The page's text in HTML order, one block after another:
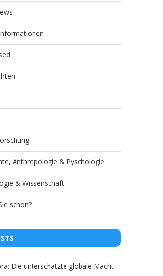
Traces its
to...
Unknown African
Anthropologie & Pyschologie
& Wissenschaft
schon?
Die unterschätzte globale Macht